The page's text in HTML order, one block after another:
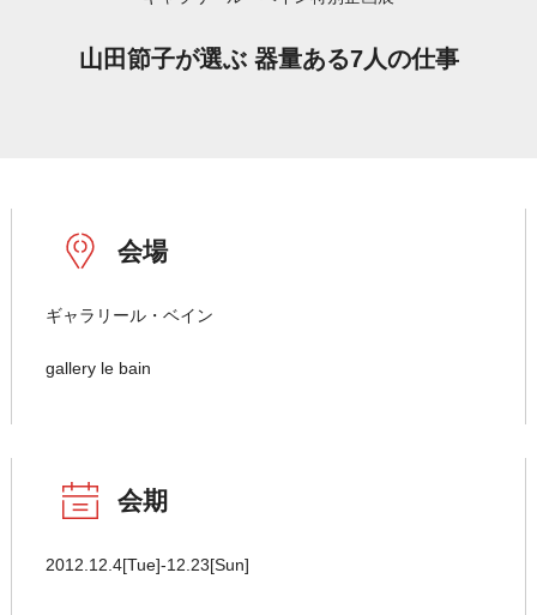
山田節子が選ぶ 器量ある7人の仕事
会場
ギャラリール・ベイン
gallery le bain
会期
2012.12.4[Tue]-12.23[Sun]